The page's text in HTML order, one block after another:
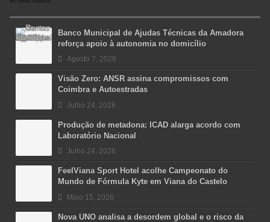
Banco Municipal de Ajudas Técnicas da Amadora
reforça apoio à autonomia no domicílio
Agosto 7, 2026
Visão Zero: ANSR assina compromissos com
Coimbra e Autoestradas
Julho 24, 2026
Produção de metadona: ICAD alarga acordo com
Laboratório Nacional
Julho 24, 2026
FeelViana Sport Hotel acolhe Campeonato do
Mundo de Fórmula Kyte em Viana do Castelo
Maio 15, 2026
Nova UNO analisa a desordem global e o risco da